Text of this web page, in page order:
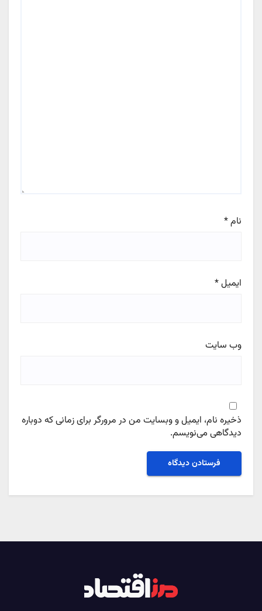
نام*
ایمیل*
وب‌ سایت
ذخیره نام، ایمیل و وبسایت من در مرورگر برای زمانی که دوباره
دیدگاهی می‌نویسم.